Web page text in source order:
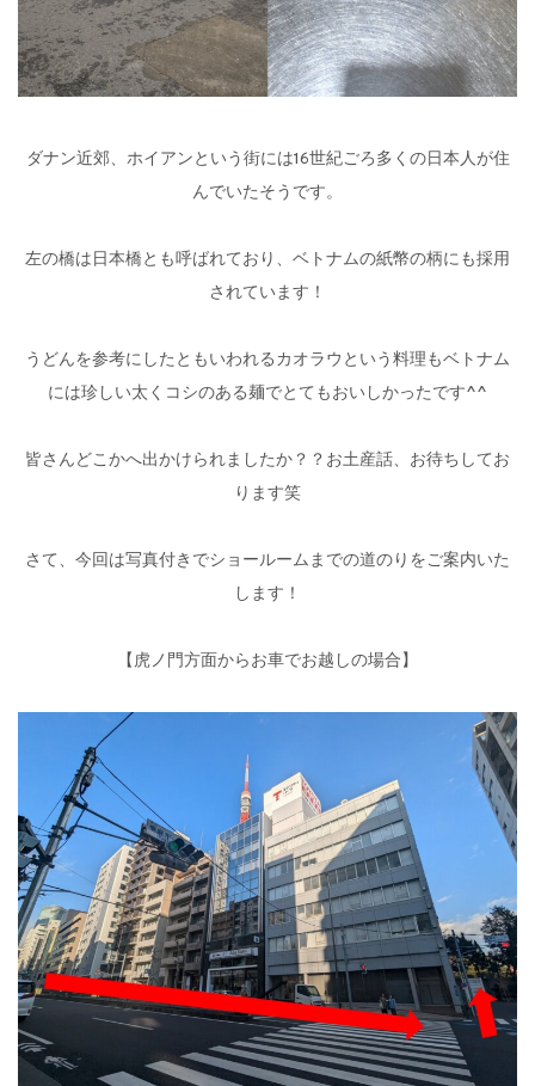
ダナン近郊、ホイアンという街には16世紀ごろ多くの日本人が住
んでいたそうです。
左の橋は日本橋とも呼ばれており、ベトナムの紙幣の柄にも採用
されています！
うどんを参考にしたともいわれるカオラウという料理もベトナム
には珍しい太くコシのある麺でとてもおいしかったです^^
皆さんどこかへ出かけられましたか？？お土産話、お待ちしてお
ります笑
さて、今回は写真付きでショールームまでの道のりをご案内いた
します！
【虎ノ門方面からお車でお越しの場合】